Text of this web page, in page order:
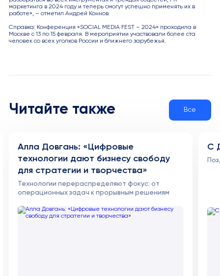
маркетинга в 2024 году и теперь смогут успешно применять их в
работе», – отметил Андрей Коннов.
Справка: Конференция «SOCIAL MEDIA FEST – 2024» проходила в
Москве с 13 по 15 февраля. В мероприятии участвовали более ста
человек со всех уголков России и ближнего зарубежья.
Читайте также Все
Алла Довгань: «Цифровые
технологии дают бизнесу свободу
для стратегии и творчества»
Технологии перераспределяют фокус: от
операционных задач к прорывным решениям
С